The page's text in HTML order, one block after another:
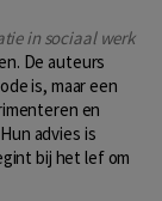
in sociaal werk
De auteurs
is, maar een
en
advies is
bij het lef om